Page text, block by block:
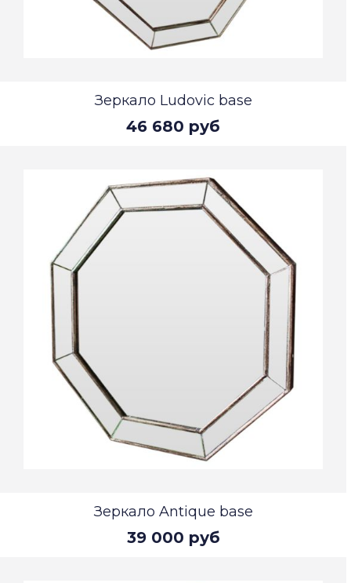
Зеркало Ludovic base
46 680 руб
Зеркало Antique base
39 000 руб